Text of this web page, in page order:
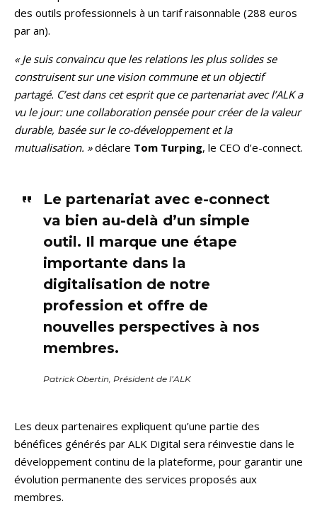
des outils professionnels à un tarif raisonnable (288 euros
par an).
« Je suis convaincu que les relations les plus solides se
construisent sur une vision commune et un objectif
partagé. C’est dans cet esprit que ce partenariat avec l’ALK a
vu le jour: une collaboration pensée pour créer de la valeur
durable, basée sur le co-développement et la
mutualisation. »déclare Tom Turping, le CEO d’e-connect.
Le partenariat avec e-connect
va bien au-delà d’un simple
outil. Il marque une étape
importante dans la
digitalisation de notre
profession et offre de
nouvelles perspectives à nos
membres.
Patrick Obertin, Président de l’ALK
Les deux partenaires expliquent qu’une partie des
bénéfices générés par ALK Digital sera réinvestie dans le
développement continu de la plateforme, pour garantir une
évolution permanente des services proposés aux
membres.